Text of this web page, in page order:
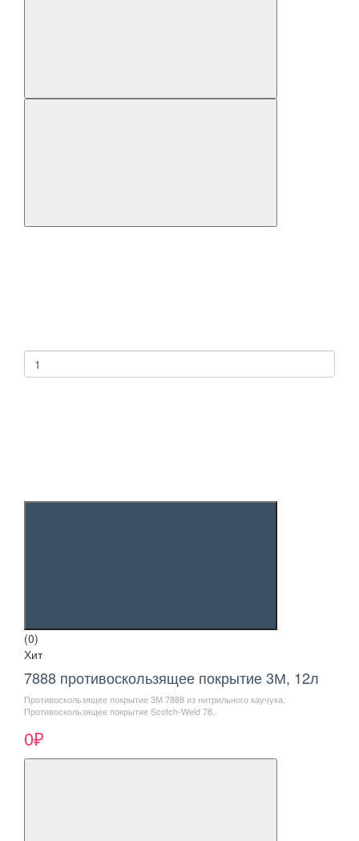
(0)
Хит
7888 противоскользящее покрытие 3М, 12л
Противоскользящее покрытие 3М 7888 из нитрильного каучука.
Противоскользящее покрытие Scotch-Weld 78..
0₽